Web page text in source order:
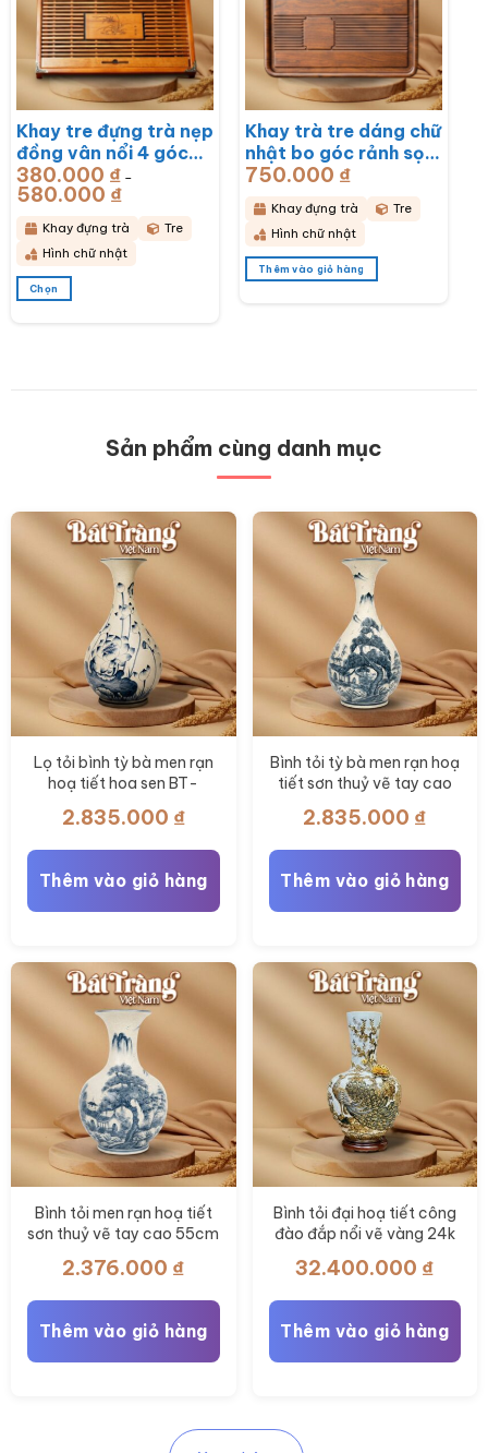
chọn
thể
chọn
trên
trang
sản
phẩm
chọn
thể
chọn
trên
trang
sản
phẩm
Khay tre đựng trà nẹp
đồng vân nổi 4 góc
khắc hoa lan
43x28x6cm BT-
KDT15
380.000 ₫ –
580.000 ₫Khoảng
giá:
từ
380.000 ₫
đến
580.000 ₫
Khay đựng trà
Tre
Hình chữ nhật
Chọn
thể
Khay trà tre dáng chữ
nhật bo góc rảnh sọc
50x28x3cm BT-
KDT14
750.000 ₫
Khay đựng trà
Tre
Hình chữ nhật
Thêm vào giỏ hàng
Sản phẩm cùng danh mục
Lọ tỏi bình tỳ bà men rạn
hoạ tiết hoa sen BT-
2.835.000 ₫
Thêm vào giỏ hàng
Bình tỏi tỳ bà men rạn hoạ
tiết sơn thuỷ vẽ tay cao
2.835.000 ₫
Thêm vào giỏ hàng
Bình tỏi men rạn hoạ tiết
sơn thuỷ vẽ tay cao 55cm
2.376.000 ₫
Thêm vào giỏ hàng
Bình tỏi đại hoạ tiết công
đào đắp nổi vẽ vàng 24k
32.400.000 ₫
Thêm vào giỏ hàng